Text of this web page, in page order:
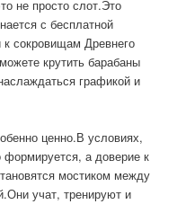
не просто слот.Это
с бесплатной
сокровищам Древнего
крутить барабаны
графикой и
ценно.В условиях,
формируется, а доверие к
мостиком между
учат, тренируют и